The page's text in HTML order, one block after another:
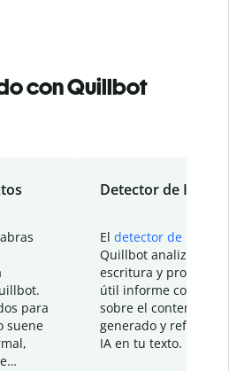
con Quillbot
para
suene
Detector de IA
El detector de IA
Quillbot analiza tu
escritura y
útil informe con
sobre el contenido
generado y refinado
IA en tu texto.